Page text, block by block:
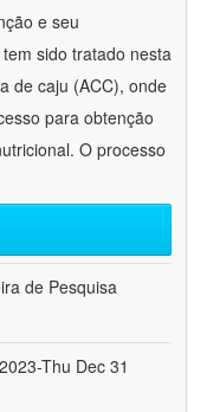
e seu
sido tratado nesta
de caju (ACC), onde
para obtenção
O processo
de Pesquisa
Thu Dec 31